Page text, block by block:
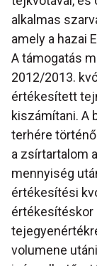
alkalmas
amely a hazai
A támogatás
2012/2013.
értékesített
kiszámítani. A
terhére
a zsírtartalom
mennyiség
értékesítési
volumene